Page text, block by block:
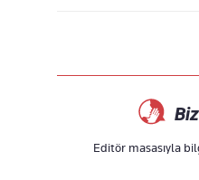
Editör masasıyla